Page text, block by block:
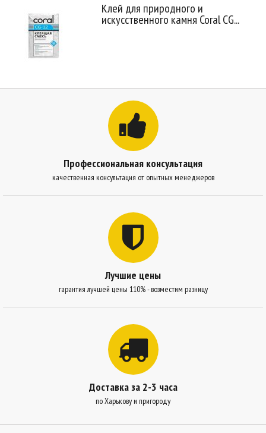
Клей для природного и
искусственного камня Coral CG...
Профессиональная консультация
качественная консультация от опытных менеджеров
Лучшие цены
гарантия лучшей цены 110% - возместим разницу
Доставка за 2-3 часа
по Харькову и пригороду